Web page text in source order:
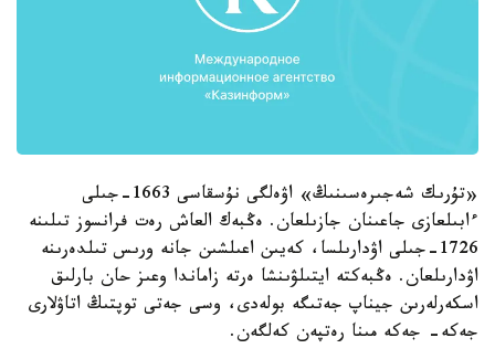
«تۇرىك شەجىرەسىنىڭ» اۋەلگى نۇسقاسى 1663-جىلى
ءابىلعازى جاعىنان جازىلعان. ەڭبەك العاش رەت فرانسوز تىلىنە
1726-جىلى اۋدارىلسا، كەيىن اعىلشىن جانە ورىس تىلدەرىنە
اۋدارىلعان. ەڭبەكتە ايتىلۋىنشا ەرتە زاماندا وعىز حان بارلىق
اسكەرلەرىن جيناپ جەتىگە بولەدى، وسى جەتى توپتىڭ اتاۋلارى
جەكە- جەكە مىنا رەتپەن كەلگەن.